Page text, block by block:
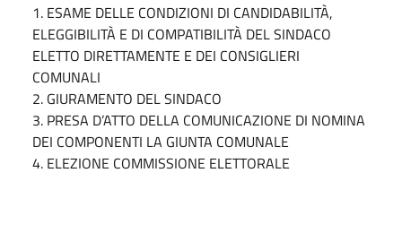
1. ESAME DELLE CONDIZIONI DI CANDIDABILITÀ,
ELEGGIBILITÀ E DI COMPATIBILITÀ DEL SINDACO
ELETTO DIRETTAMENTE E DEI CONSIGLIERI
COMUNALI
2. GIURAMENTO DEL SINDACO
3. PRESA D’ATTO DELLA COMUNICAZIONE DI NOMINA
DEI COMPONENTI LA GIUNTA COMUNALE
4. ELEZIONE COMMISSIONE ELETTORALE